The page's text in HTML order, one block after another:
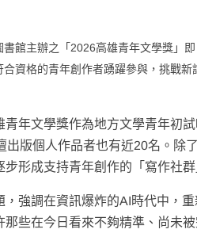
書館主辦之「2026高雄青年文學獎」
資格的青年創作者踴躍參與，挑戰
年文學獎作為地方文學青年初
出版個人作品者也有近20名。除
形成支持青年創作的「寫作社群
強調在資訊爆炸的AI時代中，
些在今日看來不夠精準、尚未